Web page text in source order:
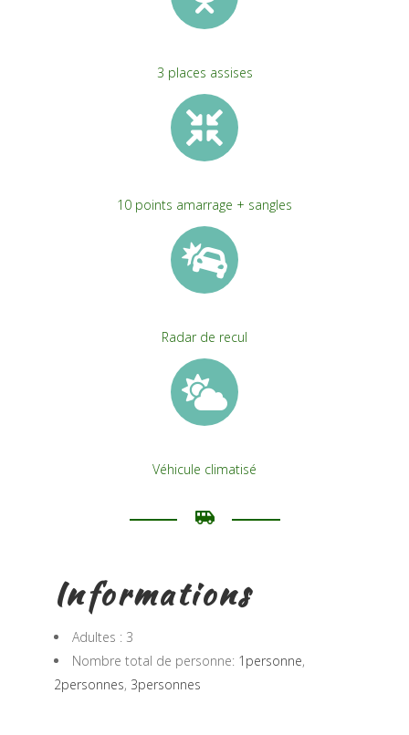
3 places assises
10 points amarrage + sangles
Radar de recul
Véhicule climatisé
Informations
Adultes : 3
Nombre total de personne: 1personne,
2personnes, 3personnes